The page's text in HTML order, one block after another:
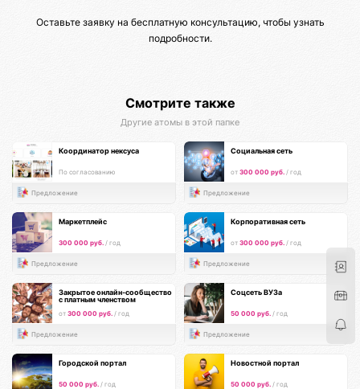
Оставьте заявку на бесплатную консультацию, чтобы узнать
подробности.
Смотрите также
Другие атомы в этой папке
Координатор нексуса
По согласованию
Предложение
Социальная сеть
от 300 000 руб. / год
Предложение
Маркетплейс
300 000 руб. / год
Предложение
Корпоративная сеть
от 300 000 руб. / год
Предложение
Закрытое онлайн-сообщество
с платным членством
от 300 000 руб. / год
Предложение
Соцсеть ВУЗа
50 000 руб. / год
Предложение
Городской портал
50 000 руб. / год
Новостной портал
50 000 руб. / год